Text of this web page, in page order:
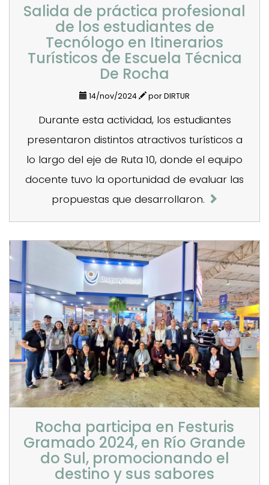
Salida de práctica profesional
de los estudiantes de
Tecnólogo en Itinerarios
Turísticos de Escuela Técnica
De Rocha
14/nov/2024 por DIRTUR
Durante esta actividad, los estudiantes
presentaron distintos atractivos turísticos a
lo largo del eje de Ruta 10, donde el equipo
docente tuvo la oportunidad de evaluar las
propuestas que desarrollaron.
Rocha participa en Festuris
Gramado 2024, en Río Grande
do Sul, promocionando el
destino y sus sabores